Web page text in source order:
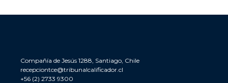
Compañía de Jesús 1288, Santiago, Chile
recepciontce@tribunalcalificador.cl
+56 (2) 2733 9300